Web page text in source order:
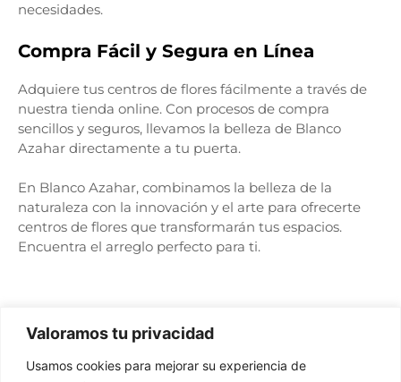
Valoramos tu privacidad
Usamos cookies para mejorar su experiencia de
necesidades.
Compra Fácil y Segura en Línea
Adquiere tus centros de flores fácilmente a través de
nuestra tienda online. Con procesos de compra
sencillos y seguros, llevamos la belleza de Blanco
Azahar directamente a tu puerta.
En Blanco Azahar, combinamos la belleza de la
naturaleza con la innovación y el arte para ofrecerte
centros de flores que transformarán tus espacios.
Encuentra el arreglo perfecto para ti.